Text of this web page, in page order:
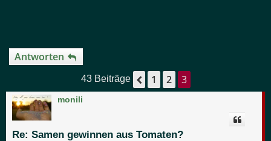
Antworten
43 Beiträge Vorherige
1 2 3
monili
Re: Samen gewinnen aus Tomaten?